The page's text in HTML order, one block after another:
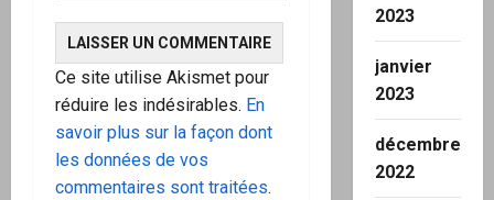
Ce site utilise Akismet pour
réduire les indésirables. En
savoir plus sur la façon dont
les données de vos
commentaires sont traitées.
2023
janvier
2023
décembre
2022